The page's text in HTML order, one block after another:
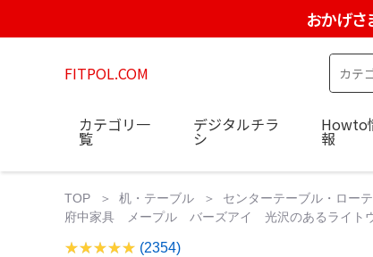
おかげ
FITPOL.COM
カテゴリ一
覧
デジタルチラ
シ
Howto
報
TOP 机・テーブル
センターテーブル・ロー
府中家具 メープル バーズアイ 光沢のあるライトウ
(2354)